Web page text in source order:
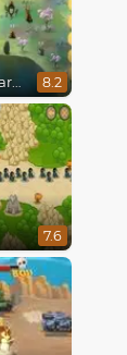
Civilizations Wars Master Edition 8.2
7.6